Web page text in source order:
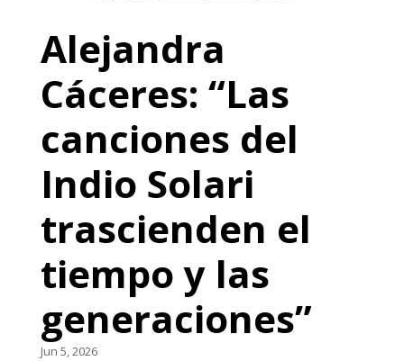
Alejandra
Cáceres: “Las
canciones del
Indio Solari
trascienden el
tiempo y las
generaciones”
Jun 5, 2026